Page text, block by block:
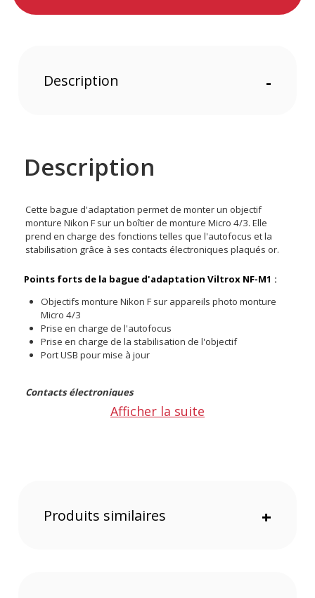
Description -
Description
Cette bague d'adaptation permet de monter un objectif
monture Nikon F sur un boîtier de monture Micro 4/3. Elle
prend en charge des fonctions telles que l'autofocus et la
stabilisation grâce à ses contacts électroniques plaqués or.
Points forts de la bague d'adaptation Viltrox NF-M1 :
Objectifs monture Nikon F sur appareils photo monture
Micro 4/3
Prise en charge de l'autofocus
Prise en charge de la stabilisation de l'objectif
Port USB pour mise à jour
Contacts électroniques
Cette bague d'adaptation Viltrox NF-M1 a des contacts
électroniques plaqués or. Elle offre un contrôle précis de
Afficher la suite
Produits similaires +